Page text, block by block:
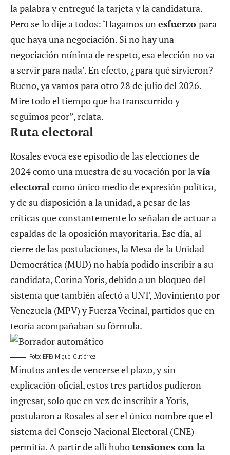
la palabra y entregué la tarjeta y la candidatura.
Pero se lo dije a todos: ‘Hagamos unesfuerzo para
que haya una negociación. Si no hay una
negociación mínima de respeto, esa elección no va
a servir para nada’. En efecto, ¿para qué sirvieron?
Bueno, ya vamos para otro 28 de julio del 2026.
Mire todo el tiempo que ha transcurrido y
seguimos peor”, relata.
Ruta electoral
Rosales evoca ese episodio de las elecciones de
2024 como una muestra de su vocación por lavía
electoral como único medio de expresión política,
y de su disposición a la unidad, a pesar de las
críticas que constantemente lo señalan de actuar a
espaldas de la oposición mayoritaria. Ese día, al
cierre de las postulaciones, la Mesa de la Unidad
Democrática (MUD) no había podido inscribir a su
candidata, Corina Yoris, debido a un bloqueo del
sistema que también afectó a UNT, Movimiento por
Venezuela (MPV) y Fuerza Vecinal, partidos que en
teoría acompañaban su fórmula.
Foto: EFE/ Miguel Gutiérrez
Minutos antes de vencerse el plazo, y sin
explicación oficial, estos tres partidos pudieron
ingresar, solo que en vez de inscribir a Yoris,
postularon a Rosales al ser el único nombre que el
sistema del Consejo Nacional Electoral (CNE)
permitía. A partir de allí hubotensiones con la